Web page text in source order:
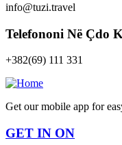
info@tuzi.travel
Telefononi Në Çdo
+382(69) 111 331
Get our mobile app for
GET IN ON